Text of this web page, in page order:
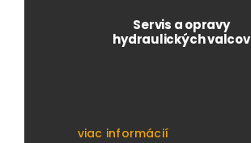
Servis a opravy
hydraulických valcov
viac informácií